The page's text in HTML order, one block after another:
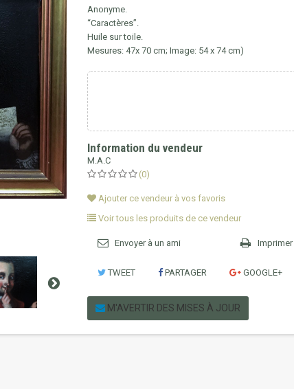
Anonyme.
“Caractères”.
Huile sur toile.
Mesures: 47x 70 cm; Image: 54 x 74 cm)
Information du vendeur
M.A.C
(0)
Ajouter ce vendeur à vos favoris
Voir tous les produits de ce vendeur
Envoyer à un ami Imprimer
TWEET PARTAGER GOOGLE+
M'AVERTIR DES MISES À JOUR